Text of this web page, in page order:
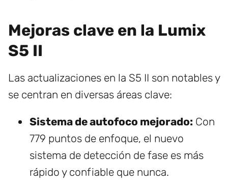
Mejoras clave en la Lumix
S5 II
Las actualizaciones en la S5 II son notables y
se centran en diversas áreas clave:
Sistema de autofoco mejorado: Con
779 puntos de enfoque, el nuevo
sistema de detección de fase es más
rápido y confiable que nunca.